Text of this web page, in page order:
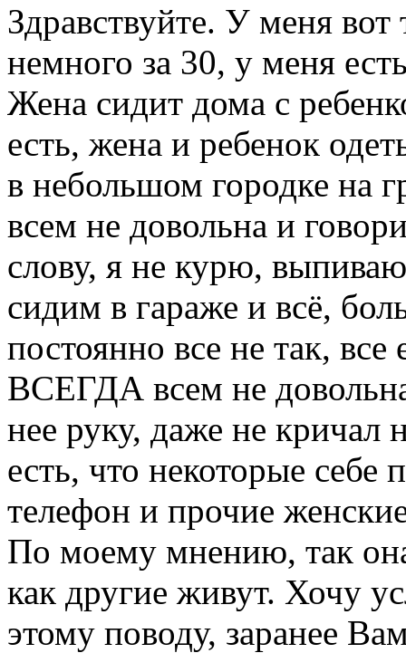
Здравствуйте. У меня
немного за 30, у меня
Жена сидит дома с
есть, жена и ребенок
в небольшом городке на
всем не довольна и
слову, я не курю,
сидим в гараже и всё,
постоянно все не так, все
ВСЕГДА всем не
нее руку, даже не кричал
есть, что некоторые себе
телефон и прочие
По моему мнению, так
как другие живут. Хочу
этому поводу, заранее